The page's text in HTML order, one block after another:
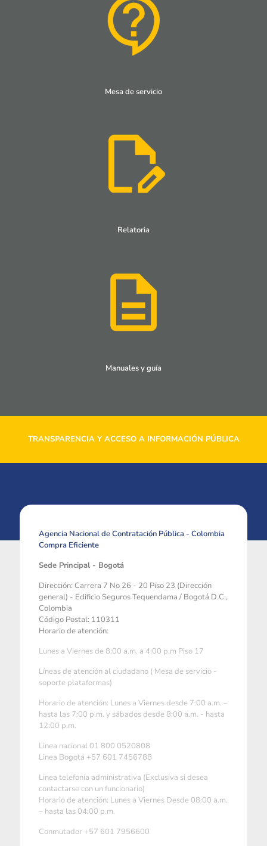
Mesa de servicio
Relatoria
Manuales y guía
TRANSPARENCIA Y ACCESO A INFORMACIÓN PÚBLICA
Agencia Nacional de Contratación Pública - Colombia
Compra Eficiente
Sede Principal - Bogotá
Dirección: Carrera 7 No 26 - 20 Piso 23 (Dirección
general) - Edificio Seguros Tequendama / Bogotá D.C.,
Colombia
Código Postal: 110311
Horario de atención:
Lunes a Viernes de 8:00 a.m. a 4:00 p.m Piso 17
Líneas de atención al ciudadano ( Mesa de servicio -
soporte plataformas)
Horario de atención: Lunes a Viernes desde 7:00 a.m. –
hasta las 7:00 p.m. y sábados desde 8:00 a.m. - hasta
12:00 p.m.
Linea nacional 01 800 0520808
Linea Bogotá +57 601 7456788
Linea telefonía administrativa (Exclusiva si desea
contactarse con un funcionario)
Horario de atención: Lunes a Viernes Desde 08:00 a.m.
– hasta las 04:00 p.m.
Conmutador +57 601 7956600